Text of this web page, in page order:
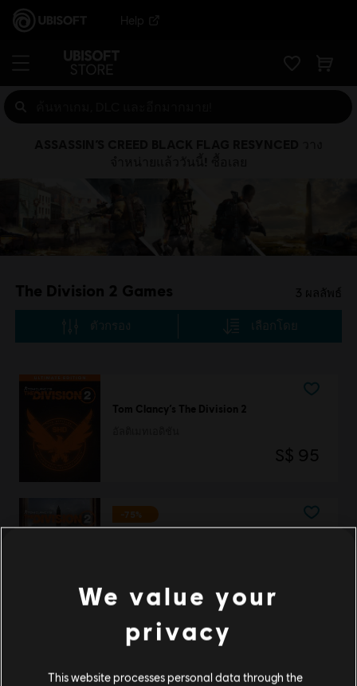
Help
The Division 2 Games 3 ผลลัพธ์
ตัวกรอง เลือกโดย
Tom Clancy’s The Division 2
S$ 95
-75%
โกลด์เอดิชัน
We value your
privacy
This website processes personal data through the